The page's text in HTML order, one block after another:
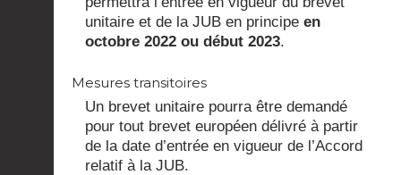
unitaire et de la JUB en principe en
octobre 2022 ou début 2023.
Mesures transitoires
Un brevet unitaire pourra être demandé
pour tout brevet européen délivré à partir
de la date d’entrée en vigueur de l’Accord
relatif à la JUB.